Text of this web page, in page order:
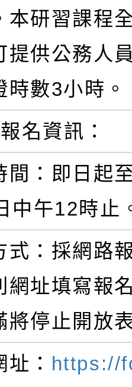
本研習課程
提供公務人
時數3小時。
報名資訊：
間：即日起
中午12時止
式：採網路
網址填寫報
將停止開放
： https://